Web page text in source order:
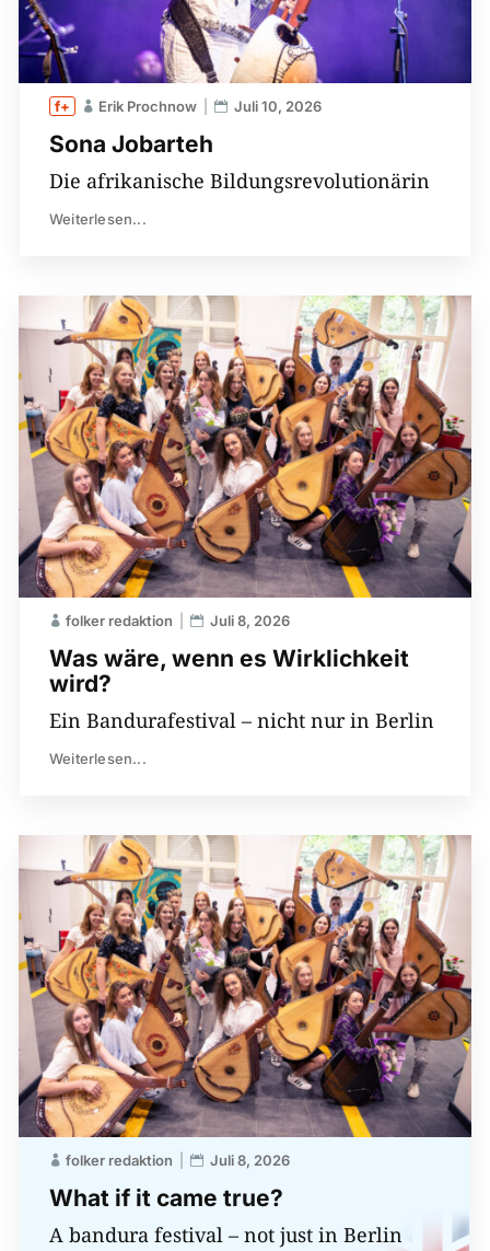
Sona Jobarteh
Erik Prochnow Juli 10, 2026
Die afrikanische Bildungsrevolutionärin
Weiterlesen...
Was wäre, wenn es Wirklichkeit
wird?
folker redaktion Juli 8, 2026
Ein Bandurafestival – nicht nur in Berlin
Weiterlesen...
What if it came true?
folker redaktion Juli 8, 2026
A bandura festival – not just in Berlin